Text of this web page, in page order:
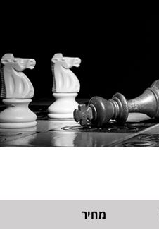
מחיר